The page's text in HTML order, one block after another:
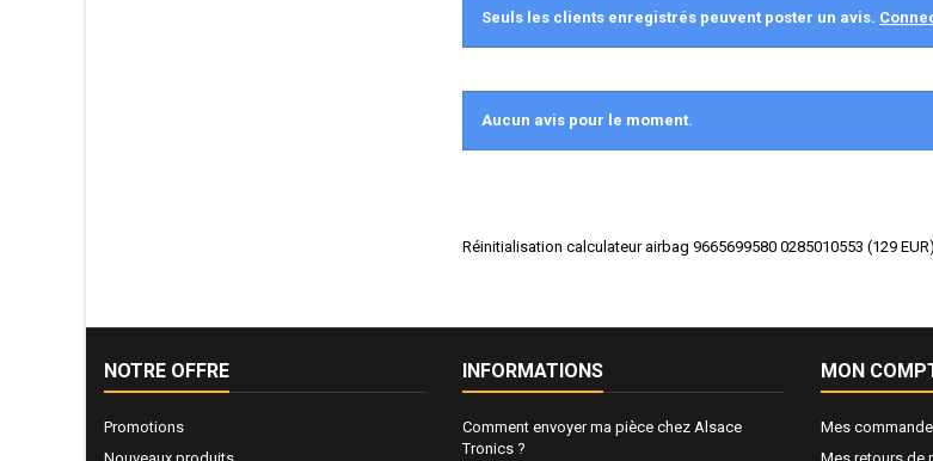
Seuls les clients enregistrés peuvent poster un avis.
Aucun avis pour le moment.
Réinitialisation calculateur airbag 9665699580 0285010553 (129 EUR)
NOTRE OFFRE
Promotions
INFORMATIONS
Comment envoyer ma pièce chez Alsace
Tronics ?
MON
Mes